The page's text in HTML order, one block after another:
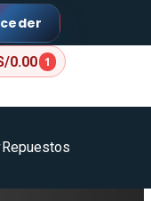
0.00 1
Repuestos